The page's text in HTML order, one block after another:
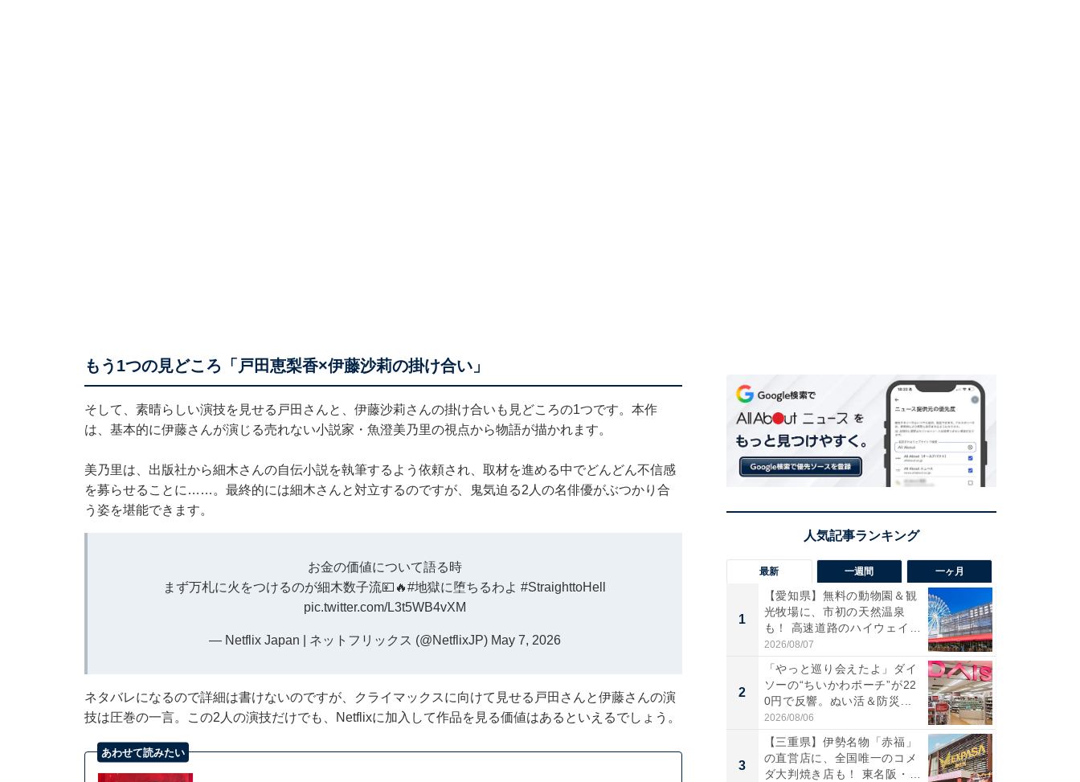
もう1つの見どころ「戸田恵梨香×伊藤沙莉の掛け合い」
そして、素晴らしい演技を見せる戸田さんと、伊藤沙莉さんの掛け合いも見どころの1つです。本作
は、基本的に伊藤さんが演じる売れない小説家・魚澄美乃里の視点から物語が描かれます。
美乃里は、出版社から細木さんの自伝小説を執筆するよう依頼され、取材を進める中でどんどん不信感
を募らせることに……。最終的には細木さんと対立するのですが、鬼気迫る2人の名俳優がぶつかり合
う姿を堪能できます。
お金の価値について語る時
まず万札に火をつけるのが細木数子流💴🔥#地獄に堕ちるわよ #StraighttoHell
pic.twitter.com/L3t5WB4vXM
— Netflix Japan | ネットフリックス (@NetflixJP) May 7, 2026
ネタバレになるので詳細は書けないのですが、クライマックスに向けて見せる戸田さんと伊藤さんの演
技は圧巻の一言。この2人の演技だけでも、Netflixに加入して作品を見る価値はあるといえるでしょう。
あわせて読みたい
最新 一週間 一ヶ月
1
【愛知県】無料の動物園＆観
光牧場に、市初の天然温泉
も！ 高速道路のハイウェイオ
ア...
2026/08/07
2
「やっと巡り会えたよ」ダイ
ソーの“ちいかわポーチ”が22
0円で反響。ぬい活＆防災...
2026/08/06
3
【三重県】伊勢名物「赤福」
の直営店に、全国唯一のコメ
ダ大判焼き店も！ 東名阪・